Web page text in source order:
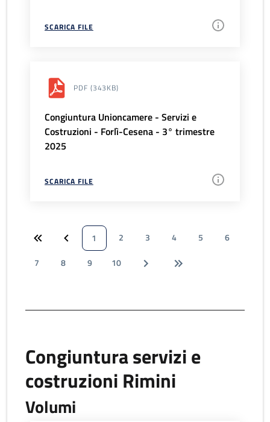
SCARICA FILE
PDF (343KB)
Congiuntura Unioncamere - Servizi e
Costruzioni - Forlì-Cesena - 3° trimestre
2025
SCARICA FILE
1 2 3 4 5
6
7
8 9 10
Congiuntura servizi e
costruzioni Rimini
Volumi